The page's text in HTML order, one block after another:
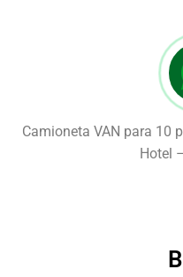
Camioneta VAN para 10
Hotel